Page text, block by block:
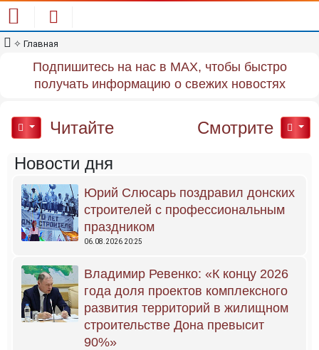
✧ Главная
Подпишитесь на нас в MAX, чтобы быстро
получать информацию о свежих новостях
Читайте
Смотрите
Новости дня
Юрий Слюсарь поздравил донских
строителей с профессиональным
праздником
06.08.2026 20:25
Владимир Ревенко: «К концу 2026
года доля проектов комплексного
развития территорий в жилищном
строительстве Дона превысит
90%»